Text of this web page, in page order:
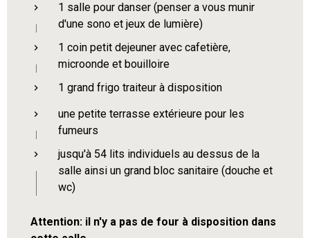
1 salle pour danser (penser a vous munir
d'une sono et jeux de lumière)
1 coin petit dejeuner avec cafetière,
microonde et bouilloire
1 grand frigo traiteur à disposition
une petite terrasse extérieure pour les
fumeurs
jusqu'à 54 lits individuels au dessus de la
salle ainsi un grand bloc sanitaire (douche et
wc)
Attention: il n'y a pas de four à disposition dans